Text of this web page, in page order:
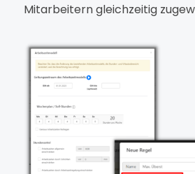
Mitarbeitern gleichzeitig